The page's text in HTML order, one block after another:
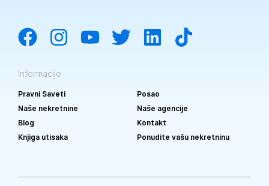
Informacije
Pravni Saveti
Posao
Naše nekretnine
Naše agencije
Blog
Kontakt
Knjiga utisaka
Ponudite vašu nekretninu